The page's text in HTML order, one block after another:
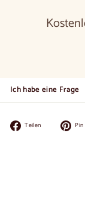
Ich habe eine Frage
Teilen
Facebook